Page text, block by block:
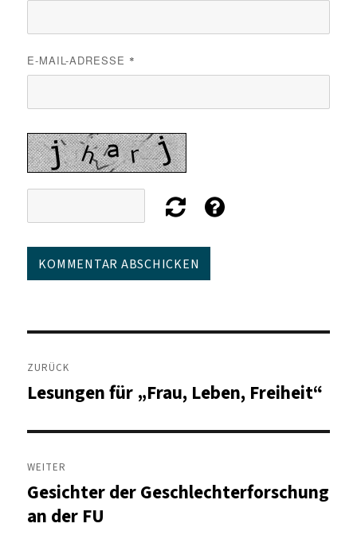
E-MAIL-ADRESSE *
Beitragsnavigation
ZURÜCK
Vorheriger
Lesungen für „Frau, Leben, Freiheit“
WEITER
Nächster
Beitrag:
Gesichter der Geschlechterforschung
an der FU